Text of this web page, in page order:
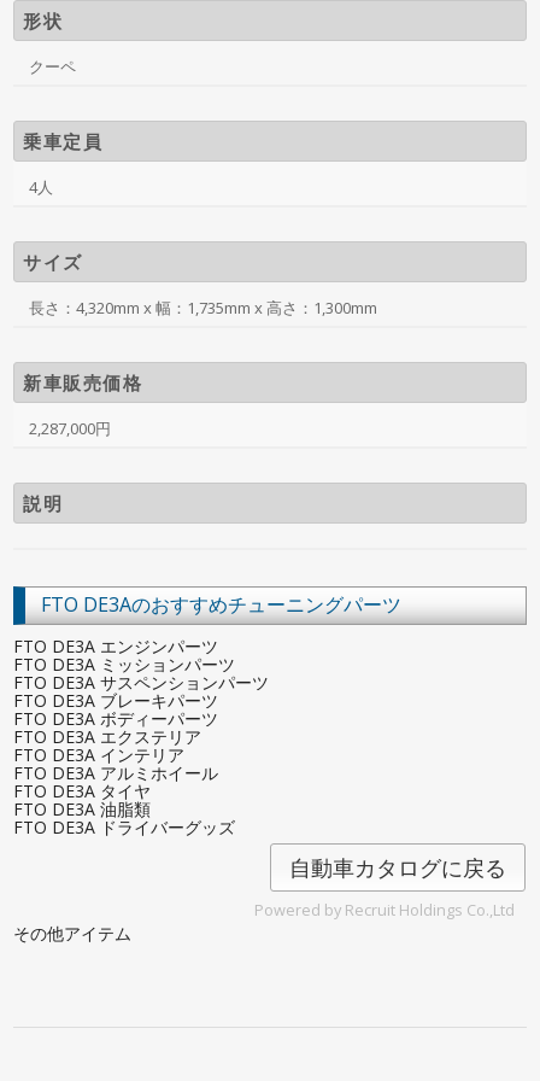
形状
クーペ
乗車定員
4人
サイズ
長さ：4,320mm x 幅：1,735mm x 高さ：1,300mm
新車販売価格
2,287,000円
説明
FTO DE3Aのおすすめチューニングパーツ
FTO DE3A エンジンパーツ
FTO DE3A ミッションパーツ
FTO DE3A サスペンションパーツ
FTO DE3A ブレーキパーツ
FTO DE3A ボディーパーツ
FTO DE3A エクステリア
FTO DE3A インテリア
FTO DE3A アルミホイール
FTO DE3A タイヤ
FTO DE3A 油脂類
FTO DE3A ドライバーグッズ
自動車カタログに戻る
Powered by Recruit Holdings Co.,Ltd
その他アイテム